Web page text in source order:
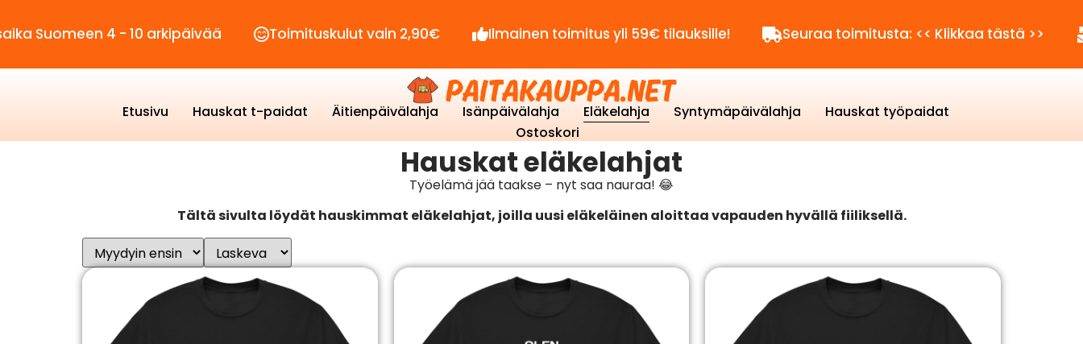
4 - 10 arkipäivää Toimituskulut vain 2,90€ Ilmainen toimitus yli 59€ tilauksille! Seuraa toimitusta: << Klikkaa tästä >>
Etusivu Hauskat t-paidat Äitienpäivälahja Isänpäivälahja Eläkelahja Syntymäpäivälahja
Hauskat työpaidat
Ostoskori
Hauskat eläkelahjat
Työelämä jää taakse – nyt saa nauraa! 😂
Tältä sivulta löydät hauskimmat eläkelahjat, joilla uusi eläkeläinen aloittaa vapauden hyvällä fiiliksellä.